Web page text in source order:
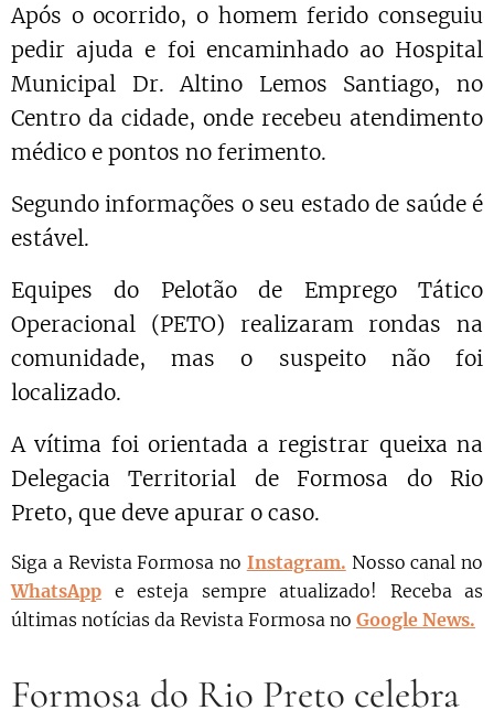
Após o ocorrido, o homem ferido conseguiu
pedir ajuda e foi encaminhado ao Hospital
Municipal Dr. Altino Lemos Santiago, no
Centro da cidade, onde recebeu atendimento
médico e pontos no ferimento.
Segundo informações o seu estado de saúde é
estável.
Equipes do Pelotão de Emprego Tático
Operacional (PETO) realizaram rondas na
comunidade, mas o suspeito não foi
localizado.
A vítima foi orientada a registrar queixa na
Delegacia Territorial de Formosa do Rio
Preto, que deve apurar o caso.
Siga a Revista Formosa no Instagram. Nosso canal no
WhatsApp e esteja sempre atualizado! Receba as
últimas notícias da Revista Formosa no Google News.
Formosa do Rio Preto celebra